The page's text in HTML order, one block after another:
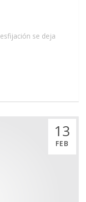
se deja
13
FEB